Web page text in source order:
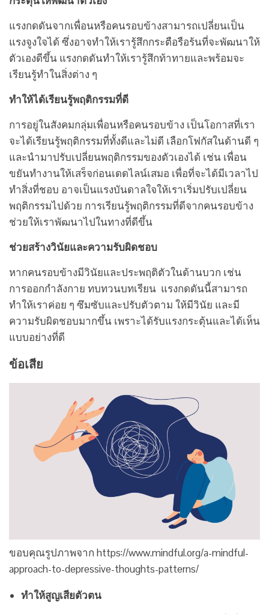
แรงกดดันจากเพื่อนหรือคนรอบข้างสามารถเปลี่ยนเป็น
แรงจูงใจได้ ซึ่งอาจทำให้เรารู้สึกกระตือรือร้นที่จะพัฒนาให้
ตัวเองดีขึ้น แรงกดดันทำให้เรารู้สึกท้าทายและพร้อมจะ
เรียนรู้ทำในสิ่งต่าง ๆ
ทำให้ได้เรียนรู้พฤติกรรมที่ดี
การอยู่ในสังคมกลุ่มเพื่อนหรือคนรอบข้าง เป็นโอกาสที่เรา
จะได้เรียนรู้พฤติกรรมที่ทั้งดีและไม่ดี เลือกโฟกัสในด้านดี ๆ
และนำมาปรับเปลี่ยนพฤติกรรมของตัวเองได้ เช่น เพื่อน
ขยันทำงานให้เสร็จก่อนเดดไลน์เสมอ เพื่อที่จะได้มีเวลาไป
ทำสิ่งที่ชอบ อาจเป็นแรงบันดาลใจให้เราเริ่มปรับเปลี่ยน
พฤติกรรมไปด้วย การเรียนรู้พฤติกรรมที่ดีจากคนรอบข้าง
ช่วยให้เราพัฒนาไปในทางที่ดีขึ้น
ช่วยสร้างวินัยและความรับผิดชอบ
หากคนรอบข้างมีวินัยและประพฤติตัวในด้านบวก เช่น
การออกกำลังกาย ทบทวนบทเรียน แรงกดดันนี้สามารถ
ทำให้เราค่อย ๆ ซึมซับและปรับตัวตาม ให้มีวินัย และมี
ความรับผิดชอบมากขึ้น เพราะได้รับแรงกระตุ้นและได้เห็น
แบบอย่างที่ดี
ข้อเสีย
ขอบคุณรูปภาพจาก https://www.mindful.org/a-mindful-
approach-to-depressive-thoughts-patterns/
ทำให้สูญเสียตัวตน